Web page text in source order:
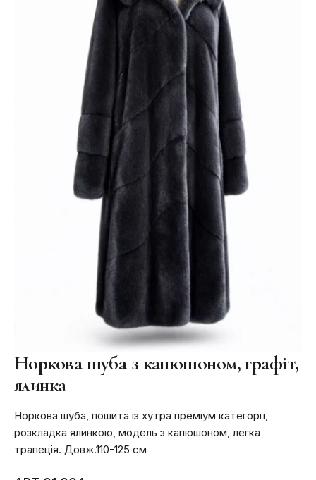
Норкова шуба з капюшоном, графіт,
ялинка
Норкова шуба, пошита із хутра преміум категорії,
розкладка ялинкою, модель з капюшоном, легка
трапеція. Довж.110-125 см